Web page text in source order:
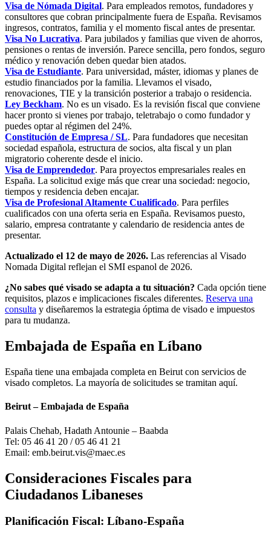
Visa de Nómada Digital. Para empleados remotos, fundadores y
consultores que cobran principalmente fuera de España. Revisamos
ingresos, contratos, familia y el momento fiscal antes de presentar.
Visa No Lucrativa. Para jubilados y familias que viven de ahorros,
pensiones o rentas de inversión. Parece sencilla, pero fondos, seguro
médico y renovación deben quedar bien atados.
Visa de Estudiante. Para universidad, máster, idiomas y planes de
estudio financiados por la familia. Llevamos el visado,
renovaciones, TIE y la transición posterior a trabajo o residencia.
Ley Beckham. No es un visado. Es la revisión fiscal que conviene
hacer pronto si vienes por trabajo, teletrabajo o como fundador y
puedes optar al régimen del 24%.
Constitución de Empresa / SL. Para fundadores que necesitan
sociedad española, estructura de socios, alta fiscal y un plan
migratorio coherente desde el inicio.
Visa de Emprendedor. Para proyectos empresariales reales en
España. La solicitud exige más que crear una sociedad: negocio,
tiempos y residencia deben encajar.
Visa de Profesional Altamente Cualificado. Para perfiles
cualificados con una oferta seria en España. Revisamos puesto,
salario, empresa contratante y calendario de residencia antes de
presentar.
Actualizado el 12 de mayo de 2026. Las referencias al Visado
Nomada Digital reflejan el SMI espanol de 2026.
¿No sabes qué visado se adapta a tu situación? Cada opción tiene
requisitos, plazos e implicaciones fiscales diferentes. Reserva una
consulta y diseñaremos la estrategia óptima de visado e impuestos
para tu mudanza.
Embajada de España en Líbano
España tiene una embajada completa en Beirut con servicios de
visado completos. La mayoría de solicitudes se tramitan aquí.
Beirut – Embajada de España
Palais Chehab, Hadath Antounie – Baabda
Tel: 05 46 41 20 / 05 46 41 21
Email: emb.beirut.vis@maec.es
Consideraciones Fiscales para
Ciudadanos Libaneses
Planificación Fiscal: Líbano-España